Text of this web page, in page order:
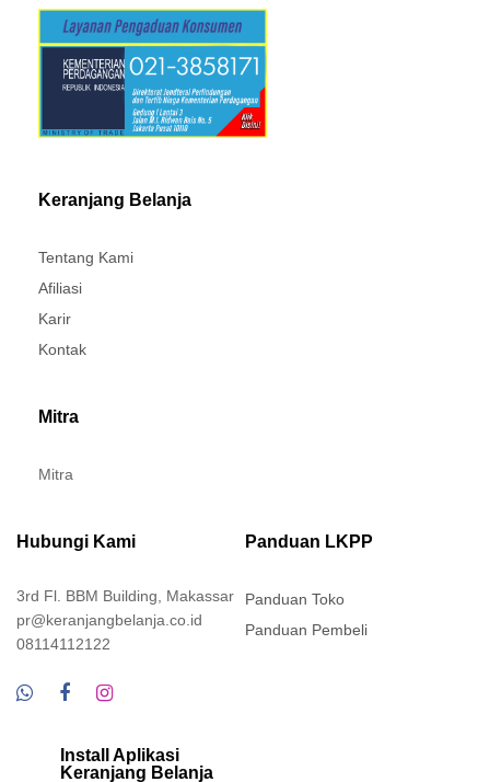
Keranjang Belanja
Tentang Kami
Afiliasi
Karir
Kontak
Mitra
Mitra
Hubungi Kami
3rd Fl. BBM Building, Makassar
pr@keranjangbelanja.co.id
08114112122
Panduan LKPP
Panduan Toko
Panduan Pembeli
Install Aplikasi
Keranjang Belanja